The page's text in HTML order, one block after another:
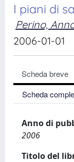
I piani di
Perino,
2006-01-01
Scheda breve
Scheda
Anno di
2006
Titolo del